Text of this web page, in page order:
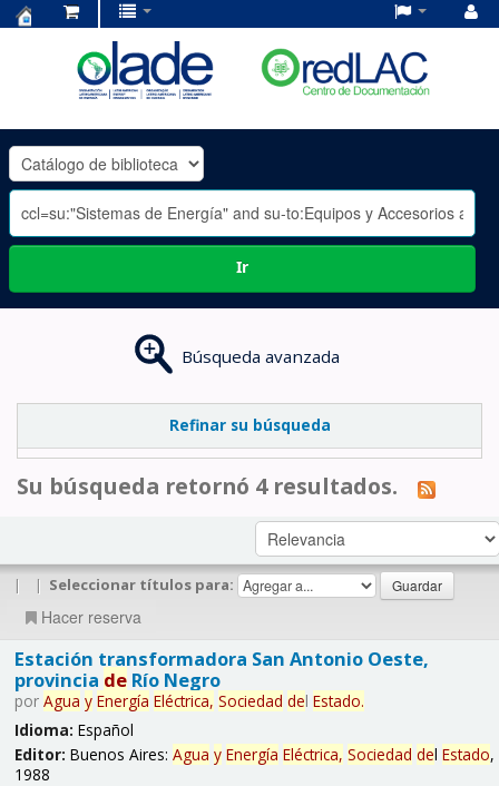
OLADE
-
Ir
Búsqueda avanzada
Refinar su búsqueda
Su búsqueda retornó 4 resultados.
| | Seleccionar títulos para:
Hacer reserva
Estación transformadora San Antonio Oeste,
provincia deRío Negro
por Agua y Energía Eléctrica, Sociedad del Estado.
Idioma: Español
Editor: Buenos Aires: Agua y Energía Eléctrica, Sociedad del Estado,
1988